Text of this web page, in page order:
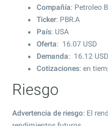
Compañía: Petroleo
Ticker: PBR.A
País: USA
Oferta: 16.07 USD
Demanda: 16.12 USD
Cotizaciones: en
Riesgo
Advertencia de riesgo: El